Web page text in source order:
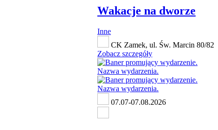
Wakacje na dworze
Inne
CK Zamek, ul. Św. Marcin 80/82
Zobacz szczegóły
07.07-07.08.2026